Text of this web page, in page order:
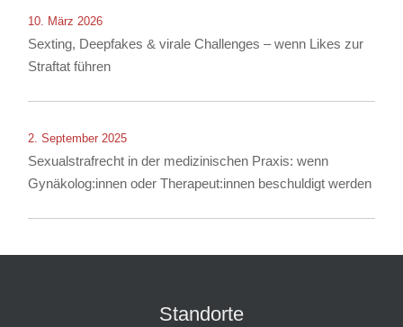
10. März 2026
Sexting, Deepfakes & virale Challenges – wenn Likes zur
Straftat führen
2. September 2025
Sexualstrafrecht in der medizinischen Praxis: wenn
Gynäkolog:innen oder Therapeut:innen beschuldigt werden
Standorte